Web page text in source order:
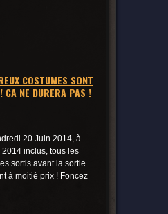
COSTUMES SONT
NE DURERA PAS !
20 Juin 2014, à
inclus, tous les
sortis avant la sortie
à moitié prix ! Foncez